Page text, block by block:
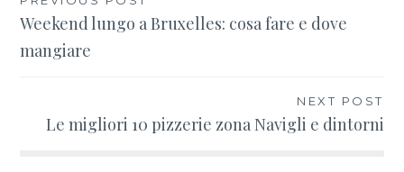
Navigazione
articoli
Weekend lungo a Bruxelles: cosa fare e dove
mangiare
NEXT POST
Le migliori 10 pizzerie zona Navigli e dintorni